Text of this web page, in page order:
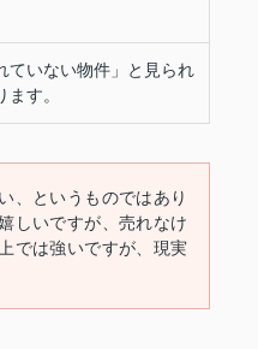
ていない物件」と見られ
す。
、というものではあり
しいですが、売れなけ
では強いですが、現実